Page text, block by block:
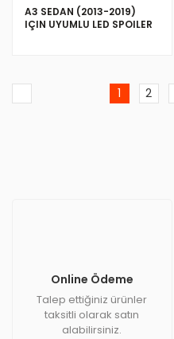
A3 SEDAN (2013-2019)
IÇIN UYUMLU LED SPOILER
1 2
Online Ödeme
Talep ettiğiniz ürünler
taksitli olarak satın
alabilirsiniz.